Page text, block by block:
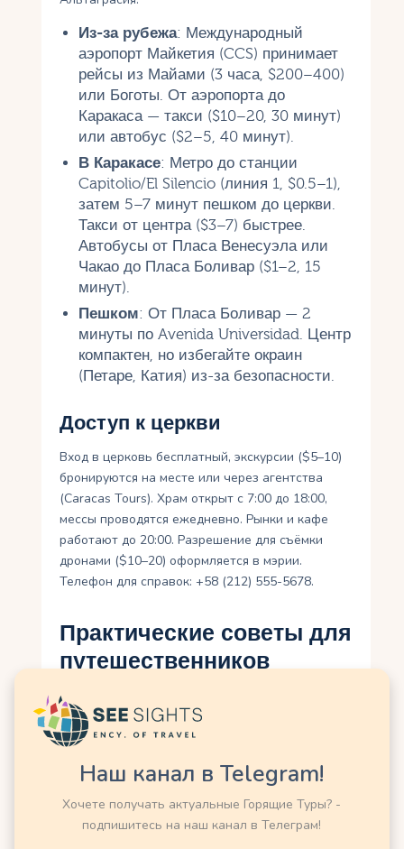
Из-за рубежа: Международный
аэропорт Майкетия (CCS) принимает
рейсы из Майами (3 часа, $200–400)
или Боготы. От аэропорта до
Каракаса — такси ($10–20, 30 минут)
или автобус ($2–5, 40 минут).
В Каракасе: Метро до станции
Capitolio/El Silencio (линия 1, $0.5–1),
затем 5–7 минут пешком до церкви.
Такси от центра ($3–7) быстрее.
Автобусы от Пласа Венесуэла или
Чакао до Пласа Боливар ($1–2, 15
минут).
Пешком: От Пласа Боливар — 2
минуты по Avenida Universidad. Центр
компактен, но избегайте окраин
(Петаре, Катия) из-за безопасности.
Доступ к церкви
Вход в церковь бесплатный, экскурсии ($5–10)
бронируются на месте или через агентства
(Caracas Tours). Храм открыт с 7:00 до 18:00,
мессы проводятся ежедневно. Рынки и кафе
работают до 20:00. Разрешение для съёмки
дронами ($10–20) оформляется в мэрии.
Телефон для справок: +58 (212) 555-5678.
Практические советы для
путешественников
Когда ехать
Сухой сезон (декабрь–апрель) — лучшее время,
с температурой 22–30°C и ясной погодой. Сезон
дождей (май–ноябрь) делает улицы скользкими,
но фестивали ярче. Утренние часы (7:00–10:00)
предпочтительны для посещения церкви, пока
Наш канал в Telegram!
Хочете получать актуальные Горящие Туры? -
подпишитесь на наш канал в Телеграм!